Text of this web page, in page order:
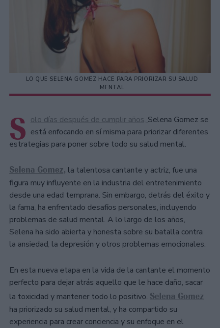
LO QUE SELENA GOMEZ HACE PARA PRIORIZAR SU SALUD
MENTAL
S olo días después de cumplir años, Selena Gomez se
está enfocando en sí misma para priorizar diferentes
estrategias para poner sobre todo su salud mental.
Selena Gomez, la talentosa cantante y actriz, fue una
figura muy influyente en la industria del entretenimiento
desde una edad temprana. Sin embargo, detrás del éxito y
la fama, ha enfrentado desafíos personales, incluyendo
problemas de salud mental. A lo largo de los años,
Selena ha sido abierta y honesta sobre su batalla contra
la ansiedad, la depresión y otros problemas emocionales.
En esta nueva etapa en la vida de la cantante el momento
perfecto para dejar atrás aquello que le hace daño, sacar
la toxicidad y mantener todo lo positivo. Selena Gomez
ha priorizado su salud mental, y ha compartido su
experiencia para crear conciencia y su enfoque en el